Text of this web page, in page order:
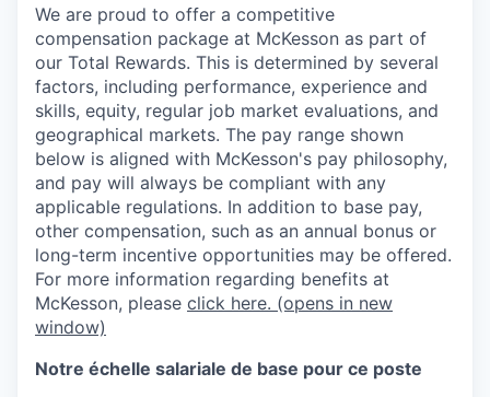
We are proud to offer a competitive
compensation package at McKesson as part of
our Total Rewards. This is determined by several
factors, including performance, experience and
skills, equity, regular job market evaluations, and
geographical markets. The pay range shown
below is aligned with McKesson's pay philosophy,
and pay will always be compliant with any
applicable regulations. In addition to base pay,
other compensation, such as an annual bonus or
long-term incentive opportunities may be offered.
For more information regarding benefits at
McKesson, please click here. (opens in new
window)
Notre échelle salariale de base pour ce poste